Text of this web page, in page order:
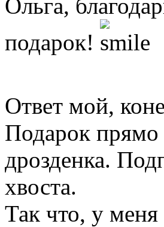
Ольга,
подарок!
Ответ мой,
Подарок
дрозденка.
хвоста.
Так что, у